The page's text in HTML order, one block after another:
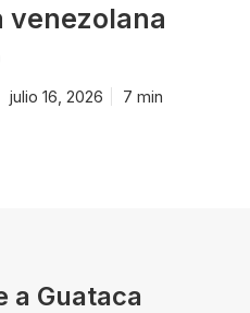
venezolana
julio 16, 2026 7 min
a Guataca